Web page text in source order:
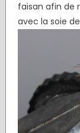
faisan afin de
avec la soie